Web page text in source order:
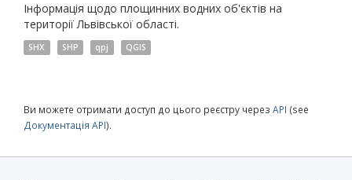
Інформація щодо площинних водних об'єктів на
території Львівської області.
SHX SHP qpj QGIS
Ви можете отримати доступ до цього реєстру через API (see
Документація API).